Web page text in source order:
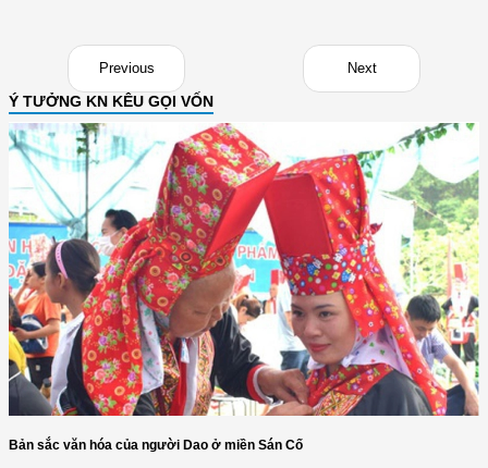
Previous Next
Ý TƯỞNG KN KÊU GỌI VỐN
Bản sắc văn hóa của người Dao ở miền Sán Cố